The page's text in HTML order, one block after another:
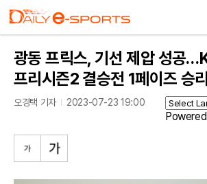
광동 프릭스, 기선 제압 성공
프리시즌2 결승전 1페이즈 승리
오경택 기자 2023-07-23 19:00